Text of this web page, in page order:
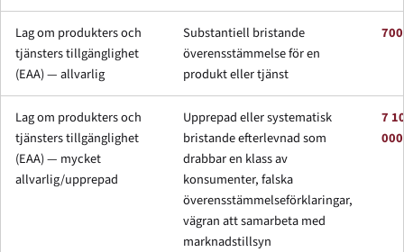
Lag om produkters och
tjänsters tillgänglighet
(EAA) — allvarlig
Substantiell bristande
överensstämmelse för en
produkt eller tjänst
Lag om produkters och
tjänsters tillgänglighet
(EAA) — mycket
allvarlig/upprepad
Upprepad eller systematisk
bristande efterlevnad som
drabbar en klass av
konsumenter, falska
överensstämmelseförklaringar,
vägran att samarbeta med
marknadstillsyn
7